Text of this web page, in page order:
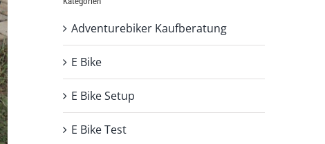
Adventurebiker Kaufberatung
E Bike
E Bike Setup
E Bike Test